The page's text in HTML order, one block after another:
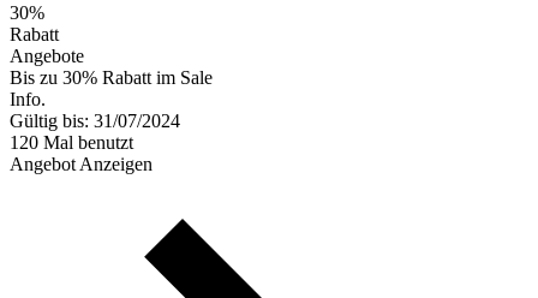
30%
Rabatt
Angebote
Bis zu 30% Rabatt im Sale
Info.
Gültig bis: 31/07/2024
120 Mal benutzt
Angebot Anzeigen